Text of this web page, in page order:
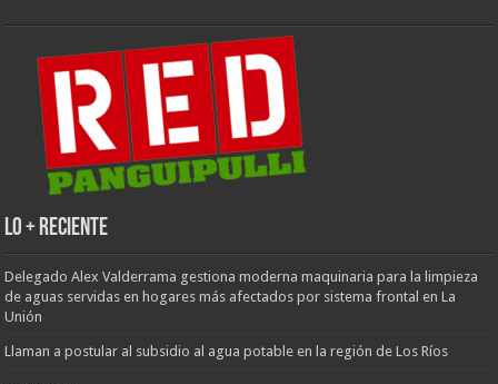
LO + RECIENTE
Delegado Alex Valderrama gestiona moderna maquinaria para la limpieza
de aguas servidas en hogares más afectados por sistema frontal en La
Unión
Llaman a postular al subsidio al agua potable en la región de Los Ríos